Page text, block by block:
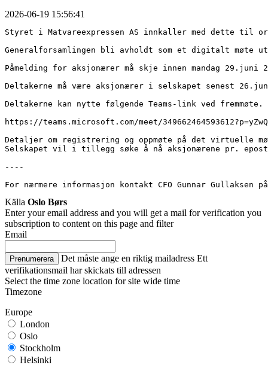
2026-06-19 15:56:41
Styret i Matvareexpressen AS innkaller med dette til
Generalforsamlingen bli avholdt som et digitalt møte
Påmelding for aksjonærer må skje innen mandag
Deltakerne må være aksjonærer i selskapet senest
Deltakerne kan nytte følgende Teams-link ved fremmøte.
https://teams.microsoft.com/meet/
Detaljer om registrering og oppmøte på det virtuelle
Selskapet vil i tillegg søke å nå aksjonærene pr.
----
For nærmere informasjon kontakt CFO Gunnar Gullaksen
Källa Oslo Børs
Enter your email address and you will get a mail for verification you
subscription to content on this page and filter
Email
Prenumerera Det måste ange en riktig mailadress Ett
verifikationsmail har skickats till adressen
Select the time zone location for site wide time
Timezone
Europe
London
Oslo
Stockholm
Helsinki